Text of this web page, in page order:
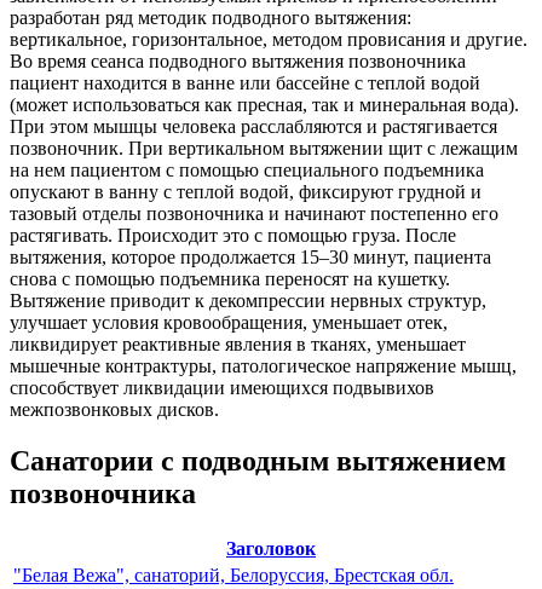
разработан ряд методик подводного вытяжения:
вертикальное, горизонтальное, методом провисания и другие.
Во время сеанса подводного вытяжения позвоночника
пациент находится в ванне или бассейне с теплой водой
(может использоваться как пресная, так и минеральная вода).
При этом мышцы человека расслабляются и растягивается
позвоночник. При вертикальном вытяжении щит с лежащим
на нем пациентом с помощью специального подъемника
опускают в ванну с теплой водой, фиксируют грудной и
тазовый отделы позвоночника и начинают постепенно его
растягивать. Происходит это с помощью груза. После
вытяжения, которое продолжается 15–30 минут, пациента
снова с помощью подъемника переносят на кушетку.
Вытяжение приводит к декомпрессии нервных структур,
улучшает условия кровообращения, уменьшает отек,
ликвидирует реактивные явления в тканях, уменьшает
мышечные контрактуры, патологическое напряжение мышц,
способствует ликвидации имеющихся подвывихов
межпозвонковых дисков.
Санатории с подводным вытяжением
позвоночника
Заголовок
"Белая Вежа", санаторий, Белоруссия, Брестская обл.